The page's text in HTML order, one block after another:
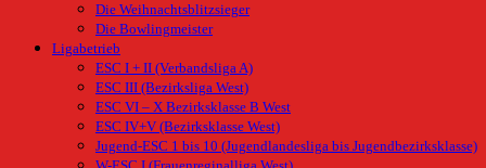
Die Weihnachtsblitzsieger
Die Bowlingmeister
Ligabetrieb
ESC I + II (Verbandsliga A)
ESC III (Bezirksliga West)
ESC VI – X Bezirksklasse B West
ESC IV+V (Bezirksklasse West)
Jugend-ESC 1 bis 10 (Jugendlandesliga bis Jugendbezirksklasse)